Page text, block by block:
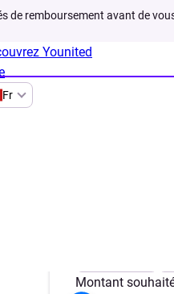
de remboursement avant de
Younited
Fr
Montant